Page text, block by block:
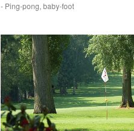
- Ping-pong, baby-foot